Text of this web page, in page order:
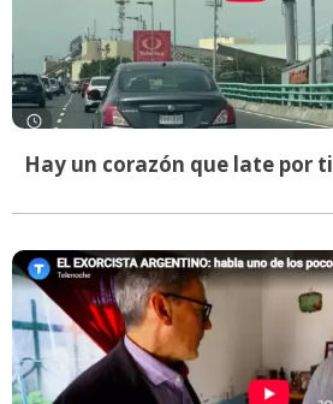
Hay un corazón que late por ti